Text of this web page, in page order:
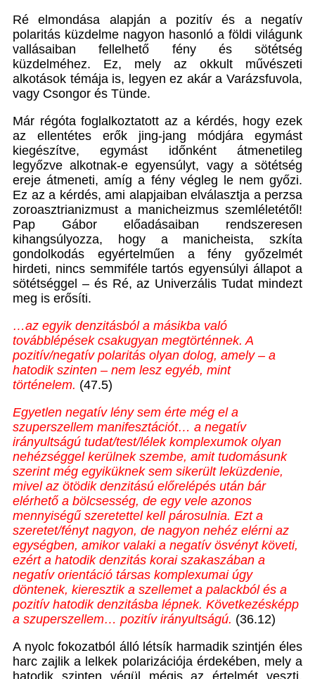
Ré elmondása alapján a pozitív és a negatív
polaritás küzdelme nagyon hasonló a földi világunk
vallásaiban fellelhető fény és sötétség
küzdelméhez. Ez, mely az okkult művészeti
alkotások témája is, legyen ez akár a Varázsfuvola,
vagy Csongor és Tünde.
Már régóta foglalkoztatott az a kérdés, hogy ezek
az ellentétes erők jing-jang módjára egymást
kiegészítve, egymást időnként átmenetileg
legyőzve alkotnak-e egyensúlyt, vagy a sötétség
ereje átmeneti, amíg a fény végleg le nem győzi.
Ez az a kérdés, ami alapjaiban elválasztja a perzsa
zoroasztrianizmust a manicheizmus szemléletétől!
Pap Gábor előadásaiban rendszeresen
kihangsúlyozza, hogy a manicheista, szkíta
gondolkodás egyértelműen a fény győzelmét
hirdeti, nincs semmiféle tartós egyensúlyi állapot a
sötétséggel – és Ré, az Univerzális Tudat mindezt
meg is erősíti.
…az egyik denzitásból a másikba való
továbblépések csakugyan megtörténnek. A
pozitív/negatív polaritás olyan dolog, amely – a
hatodik szinten – nem lesz egyéb, mint
történelem. (47.5)
Egyetlen negatív lény sem érte még el a
szuperszellem manifesztációt… a negatív
irányultságú tudat/test/lélek komplexumok olyan
nehézséggel kerülnek szembe, amit tudomásunk
szerint még egyiküknek sem sikerült leküzdenie,
mivel az ötödik denzitású előrelépés után bár
elérhető a bölcsesség, de egy vele azonos
mennyiségű szeretettel kell párosulnia. Ezt a
szeretet/fényt nagyon, de nagyon nehéz elérni az
egységben, amikor valaki a negatív ösvényt követi,
ezért a hatodik denzitás korai szakaszában a
negatív orientáció társas komplexumai úgy
döntenek, kieresztik a szellemet a palackból és a
pozitív hatodik denzitásba lépnek. Következésképp
a szuperszellem… pozitív irányultságú. (36.12)
A nyolc fokozatból álló létsík harmadik szintjén éles
harc zajlik a lelkek polarizációja érdekében, mely a
hatodik szinten végül mégis az értelmét veszti,